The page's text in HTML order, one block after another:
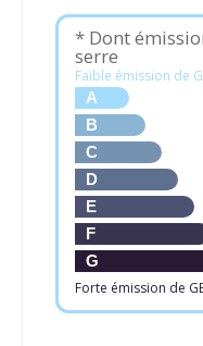
* Dont
serre
Faible émission de
A
B
C
D
E
F
G
Forte émission de